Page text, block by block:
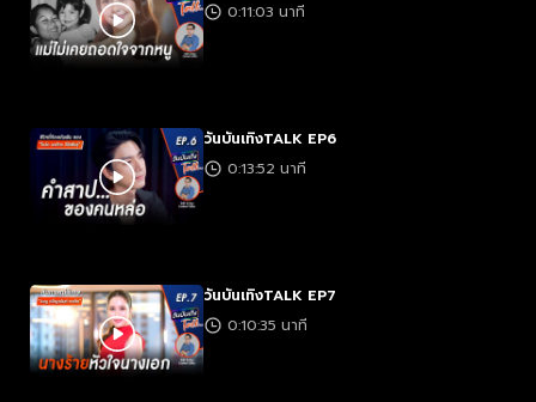
0:11:03 นาที
วันบันเทิงTALK EP6
0:13:52 นาที
วันบันเทิงTALK EP7
0:10:35 นาที